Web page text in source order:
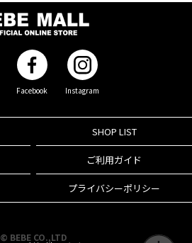
Facebook Instagram
SHOP LIST
ご利用ガイド
プライバシーポリシー
© BEBE CO.,LTD